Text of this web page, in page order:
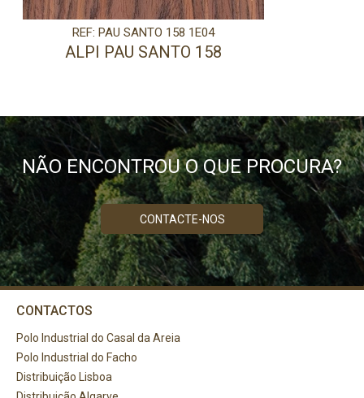
REF: PAU SANTO 158 1E04
ALPI PAU SANTO 158
NÃO ENCONTROU O QUE PROCURA?
CONTACTE-NOS
CONTACTOS
Polo Industrial do Casal da Areia
Polo Industrial do Facho
Distribuição Lisboa